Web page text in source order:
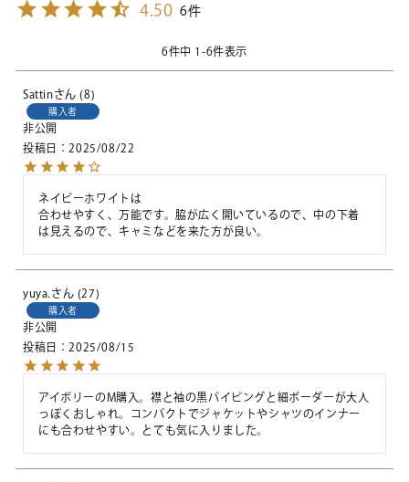
4.50 6
6件中 1 -6件表示
Sattin 8
購入者
非公開
投稿日
2025/08/22
ネイビーホワイトは
合わせやすく、万能です。脇が広く開いているので、中の下着
は見えるので、キャミなどを来た方が良い。
yuya. 27
購入者
非公開
投稿日
2025/08/15
アイボリーのM購入。襟と袖の黒パイピングと細ボーダーが大人
っぽくおしゃれ。コンパクトでジャケットやシャツのインナー
にも合わせやすい。とても気に入りました。